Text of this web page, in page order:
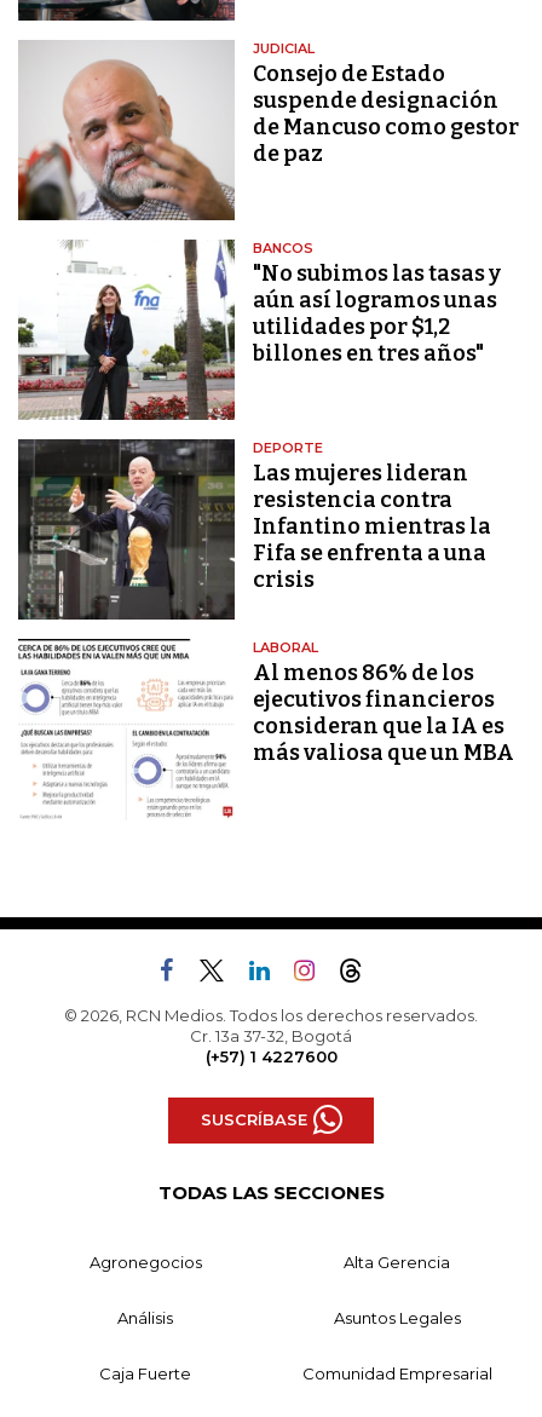
JUDICIAL
Consejo de Estado
suspende designación
de Mancuso como gestor
de paz
BANCOS
"No subimos las tasas y
aún así logramos unas
utilidades por $1,2
billones en tres años"
DEPORTE
Las mujeres lideran
resistencia contra
Infantino mientras la
Fifa se enfrenta a una
crisis
LABORAL
Al menos 86% de los
ejecutivos financieros
consideran que la IA es
más valiosa que un MBA
© 2026, RCN Medios. Todos los derechos reservados.
Cr. 13a 37-32, Bogotá
(+57) 1 4227600
SUSCRÍBASE
TODAS LAS SECCIONES
Agronegocios Alta Gerencia
Análisis Asuntos Legales
Caja Fuerte Comunidad Empresarial